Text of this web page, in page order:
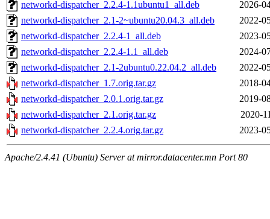
networkd-dispatcher_2.2.4-1.1ubuntu1_all.deb
2026-
networkd-dispatcher_2.1-2~ubuntu20.04.3_all.deb
2022-
networkd-dispatcher_2.2.4-1_all.deb
2023-
networkd-dispatcher_2.2.4-1.1_all.deb
2024-
networkd-dispatcher_2.1-2ubuntu0.22.04.2_all.deb
2022-
networkd-dispatcher_1.7.orig.tar.gz
2018-
networkd-dispatcher_2.0.1.orig.tar.gz
2019-
networkd-dispatcher_2.1.orig.tar.gz
2020-
networkd-dispatcher_2.2.4.orig.tar.gz
2023-
Apache/2.4.41 (Ubuntu) Server at mirror.datacenter.mn Port 80